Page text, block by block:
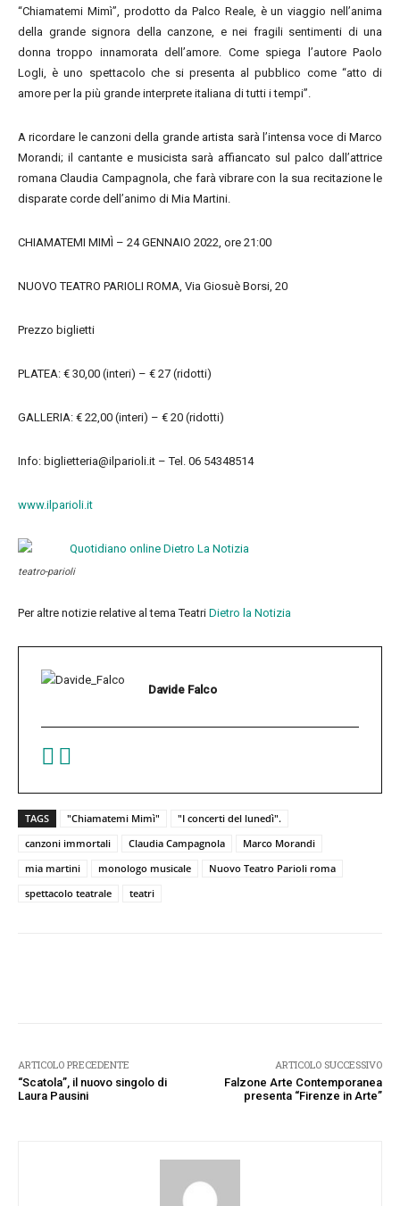
“Chiamatemi Mimì”, prodotto da Palco Reale, è un viaggio nell’anima
della grande signora della canzone, e nei fragili sentimenti di una
donna troppo innamorata dell’amore. Come spiega l’autore Paolo
Logli, è uno spettacolo che si presenta al pubblico come “atto di
amore per la più grande interprete italiana di tutti i tempi”.
A ricordare le canzoni della grande artista sarà l’intensa voce di Marco
Morandi; il cantante e musicista sarà affiancato sul palco dall’attrice
romana Claudia Campagnola, che farà vibrare con la sua recitazione le
disparate corde dell’animo di Mia Martini.
CHIAMATEMI MIMÌ – 24 GENNAIO 2022, ore 21:00
NUOVO TEATRO PARIOLI ROMA, Via Giosuè Borsi, 20
Prezzo biglietti
PLATEA: € 30,00 (interi) – € 27 (ridotti)
GALLERIA: € 22,00 (interi) – € 20 (ridotti)
Info: biglietteria@ilparioli.it – Tel. 06 54348514
www.ilparioli.it
teatro-parioli
Per altre notizie relative al tema Teatri Dietro la Notizia
Davide Falco
TAGS "Chiamatemi Mimì"
"I concerti del lunedì".
canzoni immortali
Claudia Campagnola
Marco Morandi
mia martini
monologo musicale
Nuovo Teatro Parioli roma
spettacolo teatrale
teatri
ARTICOLO PRECEDENTE
“Scatola”, il nuovo singolo di
Laura Pausini
ARTICOLO SUCCESSIVO
Falzone Arte Contemporanea
presenta “Firenze in Arte”